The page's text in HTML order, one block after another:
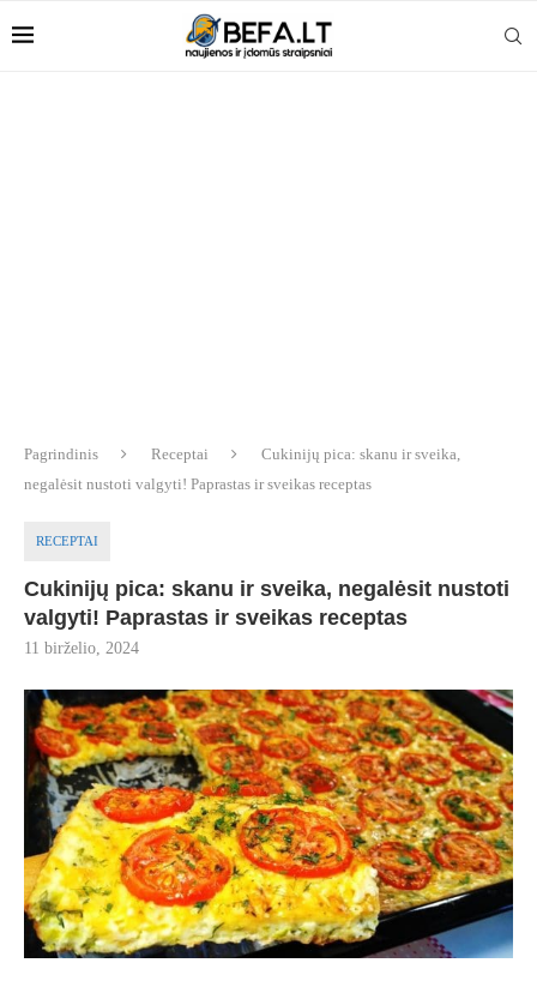
Pagrindinis Receptai
Cukinijų pica: skanu ir sveika,
negalėsit nustoti valgyti! Paprastas ir sveikas receptas
RECEPTAI
Cukinijų pica: skanu ir sveika, negalėsit nustoti
valgyti! Paprastas ir sveikas receptas
11 birželio, 2024